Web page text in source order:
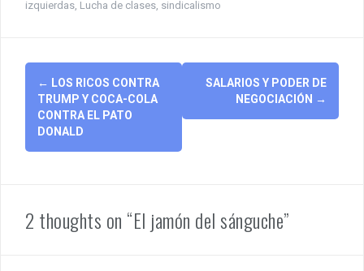
izquierdas Lucha de clases sindicalismo
Post
navigation
← LOS RICOS CONTRA
TRUMP Y COCA-COLA
CONTRA EL PATO
DONALD
SALARIOS Y PODER DE
NEGOCIACIÓN →
2 thoughts on “El jamón del sánguche”